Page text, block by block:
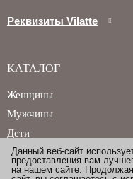
Реквизиты Vilatte
КАТАЛОГ
Женщины
Мужчины
Дети
Данный веб-сайт
предоставления вам
на нашем сайте.